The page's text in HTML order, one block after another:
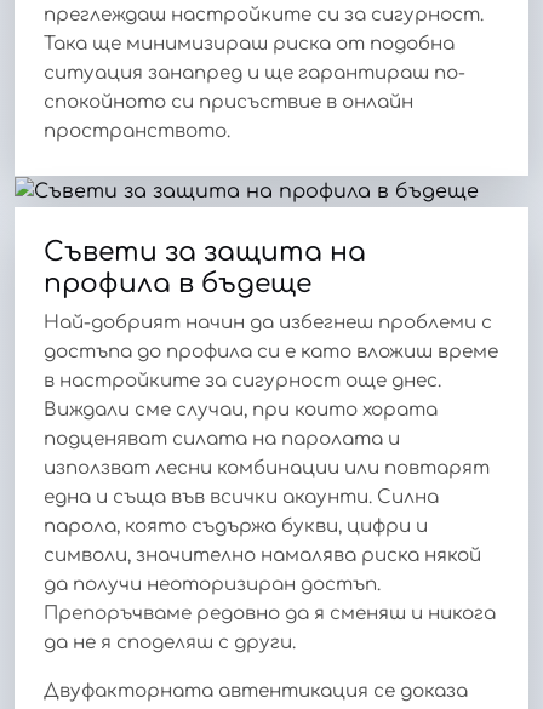
преглеждаш настройките си за сигурност.
Така ще минимизираш риска от подобна
ситуация занапред и ще гарантираш по-
спокойното си присъствие в онлайн
пространството.
Съвети за защита на
профила в бъдеще
Най-добрият начин да избегнеш проблеми с
достъпа до профила си е като вложиш време
в настройките за сигурност още днес.
Виждали сме случаи, при които хората
подценяват силата на паролата и
използват лесни комбинации или повтарят
една и съща във всички акаунти. Силна
парола, която съдържа букви, цифри и
символи, значително намалява риска някой
да получи неоторизиран достъп.
Препоръчваме редовно да я сменяш и никога
да не я споделяш с други.
Двуфакторната автентикация се доказа